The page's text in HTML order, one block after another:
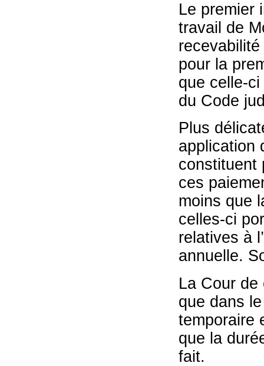
Le premier
travail de
recevabilité
pour la
que celle-
du Code
Plus
application
constituent
ces
moins que
celles-ci
relatives à
annuelle.
La Cour de
que dans
temporaire
que la
fait.